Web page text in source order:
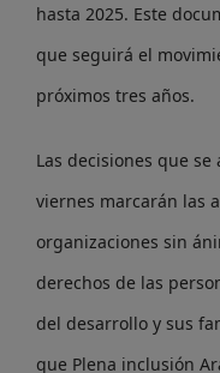
hasta 2025. Este
que seguirá el
próximos tres años.
Las decisiones que
viernes marcarán las
organizaciones sin
derechos de las
del desarrollo y sus
que Plena inclusión